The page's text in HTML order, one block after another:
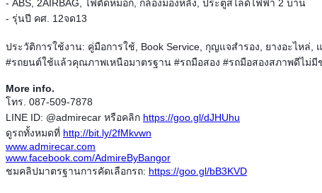
- ABS, 2AIRBAG, ไฟตัดหมอก, กล้องมองหลัง, ประตูสไลด์ไฟฟ้า 2 บาน
- รุ่นปี คศ. 12จด13
ประวัติการใช้งาน: คู่มือการใช้, Book Service, กุญแจสำรอง, ยางอะไหล่,
#‎รถยนต์ใช้แล้วคุณภาพเหนือมาตรฐาน #‎รถมือสอง #รถมือสองสภาพดีไม่มี
More info.
โทร. 087-509-7878
LINE ID: @admirecar หรือคลิก https://goo.gl/dJHUhu
ดูรถทั้งหมดที่ http://bit.ly/2fMkvwn
www.admirecar.com
www.facebook.com/AdmireByBangor
ชมคลิปมาตรฐานการคัดเลือกรถ: https://goo.gl/bB3KVD